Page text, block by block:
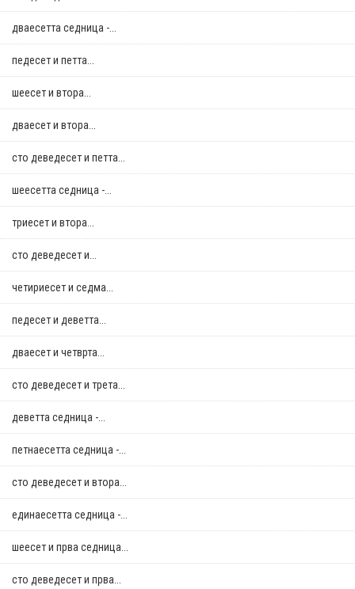
дваесетта седница -...
педесет и петта...
шеесет и втора...
дваесет и втора...
сто деведесет и петта...
шеесетта седница -...
триесет и втора...
сто деведесет и...
четириесет и седма...
педесет и деветта...
дваесет и четврта...
сто деведесет и трета...
деветта седница -...
петнаесетта седница -...
сто деведесет и втора...
единаесетта седница -...
шеесет и прва седница...
сто деведесет и прва...